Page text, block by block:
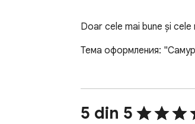
Doar cele mai bune şi
Тема оформления:
5 din 5